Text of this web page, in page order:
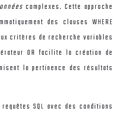
complexes. Cette approche
des clauses WHERE
critères de recherche variables
OR facilite la création de
la pertinence des résultats
SQL avec des conditions